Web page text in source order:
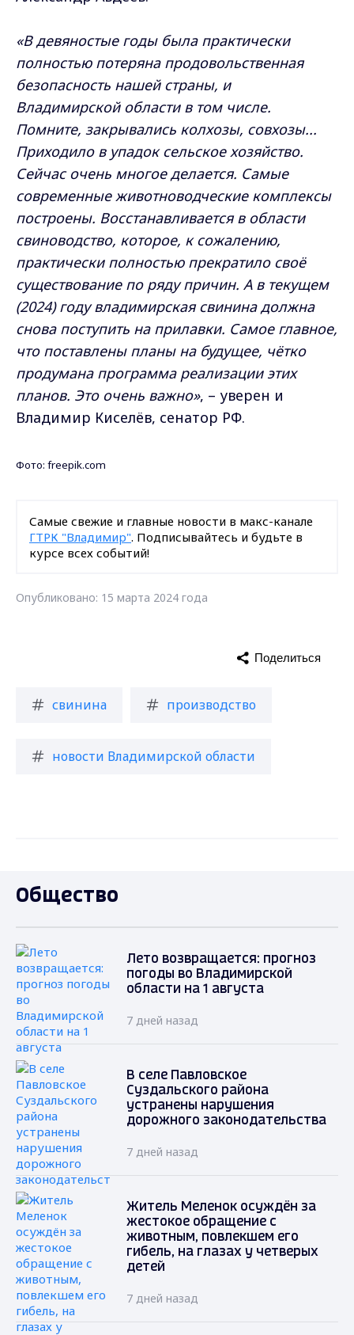
«В девяностые годы была практически
полностью потеряна продовольственная
безопасность нашей страны, и
Владимирской области в том числе.
Помните, закрывались колхозы, совхозы...
Приходило в упадок сельское хозяйство.
Сейчас очень многое делается. Самые
современные животноводческие комплексы
построены. Восстанавливается в области
свиноводство, которое, к сожалению,
практически полностью прекратило своё
существование по ряду причин. А в текущем
(2024) году владимирская свинина должна
снова поступить на прилавки. Самое главное,
что поставлены планы на будущее, чётко
продумана программа реализации этих
планов. Это очень важно», – уверен и
Владимир Киселёв, сенатор РФ.
Фото: freepik.com
Самые свежие и главные новости в макс-канале
ГТРК "Владимир". Подписывайтесь и будьте в
курсе всех событий!
Опубликовано: 15 марта 2024 года
свинина производство
новости Владимирской области
Поделиться
Общество
Лето возвращается: прогноз
погоды во Владимирской
области на 1 августа
7 дней назад
В селе Павловское
Суздальского района
устранены нарушения
дорожного законодательства
7 дней назад
Житель Меленок осуждён за
жестокое обращение с
животным, повлекшем его
гибель, на глазах у четверых
детей
7 дней назад